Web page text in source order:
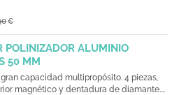
€
POLINIZADOR ALUMINIO
50 MM
capacidad multipropósito. 4 piezas,
magnético y dentadura de diamante....